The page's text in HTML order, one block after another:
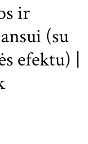
ir
(su
efektu) |